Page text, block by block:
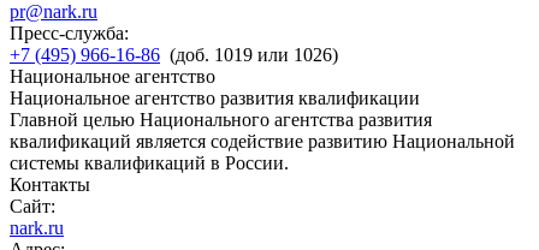
pr@nark.ru
Пресс-служба:
+7 (495) 966-16-86 (доб. 1019 или 1026)
Национальное агентство
Национальное агентство развития квалификации
Главной целью Национального агентства развития
квалификаций является содействие развитию Национальной
системы квалификаций в России.
Контакты
Сайт:
nark.ru